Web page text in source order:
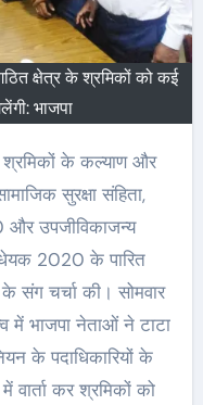
क्षेत्र के श्रमिकों को कई
भाजपा
श्रमिकों के कल्याण और
सुरक्षा संहिता,
उपजीविकाजन्य
2020 के पारित
के संग चर्चा की। सोमवार
में भाजपा नेताओं ने टाटा
के पदाधिकारियों के
वार्ता कर श्रमिकों को